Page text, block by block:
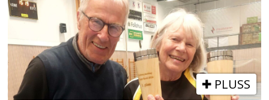
PLUSS